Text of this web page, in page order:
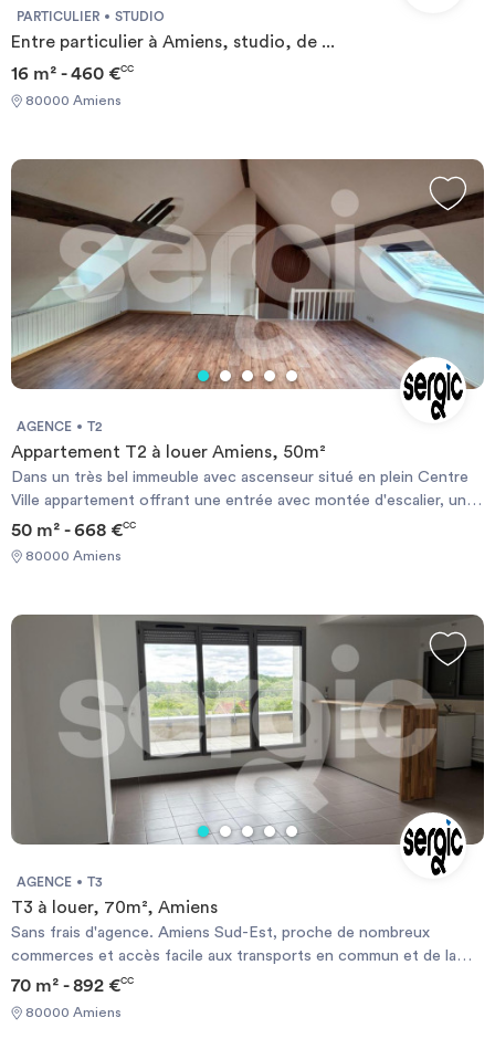
PARTICULIER STUDIO
Entre particulier à Amiens, studio, de ...
16 m² - 460 €CC
80000 Amiens
AGENCE T2
Appartement T2 à louer Amiens, 50m²
Dans un très bel immeuble avec ascenseur situé en plein Centre
Ville appartement offrant une entrée avec montée d'escalier, un
grand séjour avec poutres apparentes avec son coin cuisine, une
chambre, une salle d'eau, des placards. Chauffage individuel
https://www.georisques.gouv.fr
50 m² - 668 €CC
80000 Amiens
AGENCE T3
T3 à louer, 70m², Amiens
Sans frais d'agence. Amiens Sud-Est, proche de nombreux
commerces et accès facile aux transports en commun et de la
rocade, nous vous proposons à la location ce beau duplex qui
comprend, au rez de chaussée: une entrée avec placard, un
cellier, une salle de bains et deux chambres. A l'étage, une cuisine
70 m² - 892 €CC
80000 Amiens